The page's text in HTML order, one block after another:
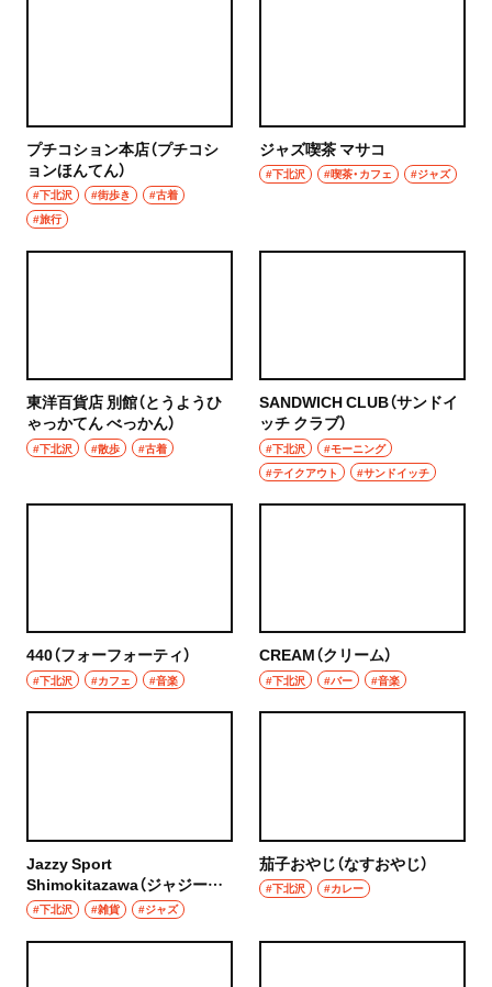
プチコション本店（プチコシ
ョンほんてん）
#下北沢 #街歩き
#古着
#旅行
ジャズ喫茶 マサコ
#下北沢 #喫茶・カフェ #ジャズ
東洋百貨店 別館（とうようひ
ゃっかてん べっかん）
#下北沢 #散歩 #古着
SANDWICH CLUB（サンドイ
ッチ クラブ）
#下北沢
#モーニング
#テイクアウト
#サンドイッチ
440（フォーフォーティ）
#下北沢 #カフェ #音楽
CREAM（クリーム）
#下北沢 #バー #音楽
Jazzy Sport
Shimokitazawa（ジャジース
ポーツシモキタザワ）
#下北沢 #雑貨 #ジャズ
茄子おやじ（なすおやじ）
#下北沢 #カレー